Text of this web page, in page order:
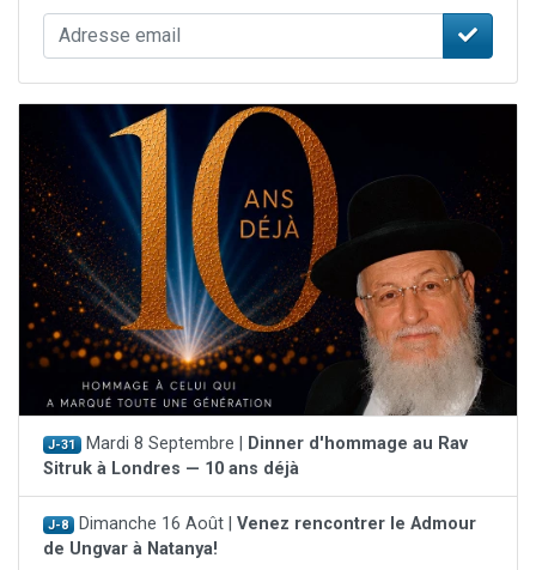
J-31 Mardi 8 Septembre |
Dinner d'hommage au Rav
Sitruk à Londres — 10 ans déjà
J-8 Dimanche 16 Août | Venez rencontrer le Admour
de Ungvar à Natanya!